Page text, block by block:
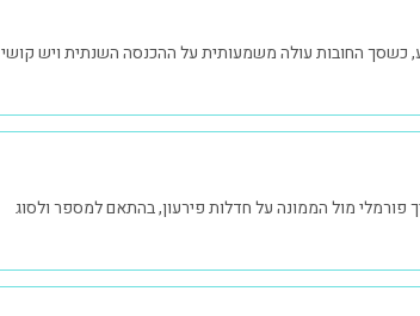
כשסך החובות עולה משמעותית על ההכנסה השנתית ויש קושי
פורמלי מול הממונה על חדלות פירעון, בהתאם למספר ולסוג